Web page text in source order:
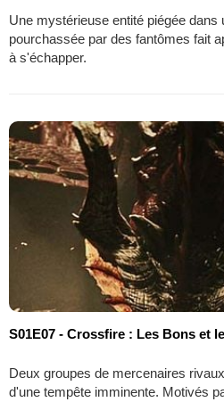
Une mystérieuse entité piégée dans
pourchassée par des fantômes fait
à s'échapper.
S01E07 - Crossfire : Les Bons et
Deux groupes de mercenaires
d'une tempête imminente. Motivés